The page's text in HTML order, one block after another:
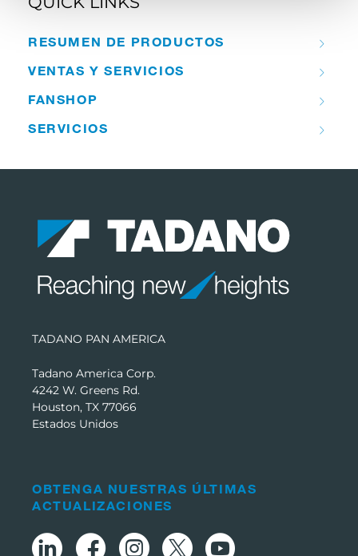
RESUMEN DE PRODUCTOS
VENTAS Y SERVICIOS
FANSHOP
SERVICIOS
TADANO PAN AMERICA
Tadano America Corp.
4242 W. Greens Rd.
Houston, TX 77066
Estados Unidos
OBTENGA NUESTRAS ÚLTIMAS
ACTUALIZACIONES